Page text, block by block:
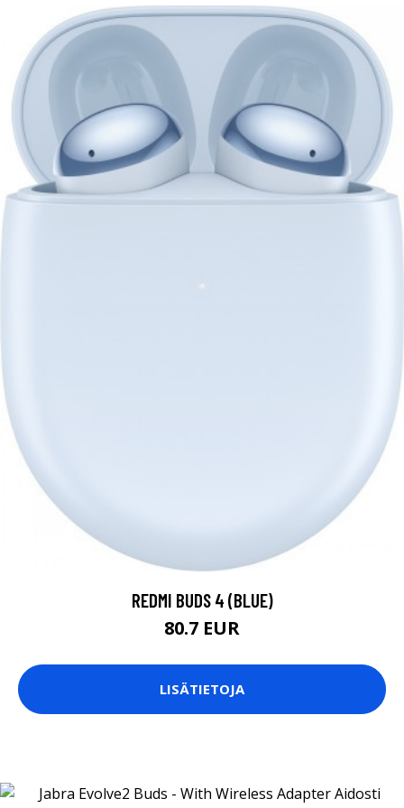
REDMI BUDS 4 (BLUE)
80.7 EUR
LISÄTIETOJA